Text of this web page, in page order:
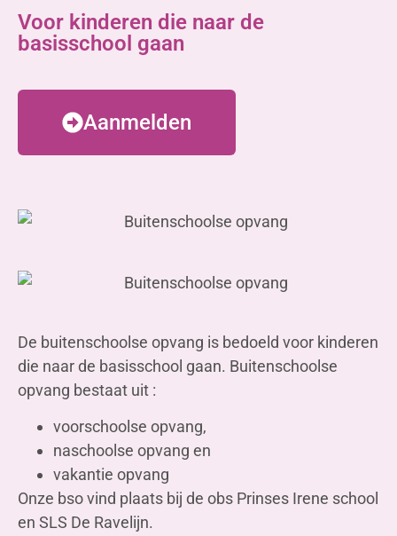
Voor kinderen die naar de
basisschool gaan
Aanmelden
De buitenschoolse opvang is bedoeld voor kinderen
die naar de basisschool gaan. Buitenschoolse
opvang bestaat uit :
voorschoolse opvang,
naschoolse opvang en
vakantie opvang
Onze bso vind plaats bij de obs Prinses Irene school
en SLS De Ravelijn.